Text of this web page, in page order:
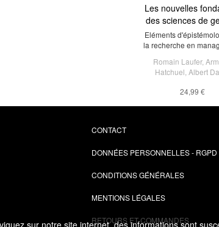
Les nouvelles
des sciences de
Eléments
la recherche en
Romain Laufer,
Hatchuel Albert
24,99 €
CONTACT
DONNÉES PERSONNELLES - RGPD
CONDITIONS GÉNÉRALES
MENTIONS LÉGALES
RETOURS ET COMMANDES